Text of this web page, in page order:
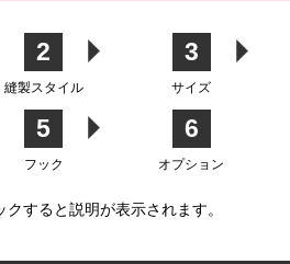
カバー
テン
2
縫製スタイル
3
サイズ
5
フック
6
オプション
クすると説明が表示されます。